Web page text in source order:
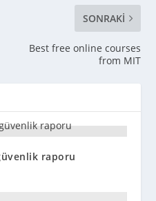
SONRAKI
Best free online courses
from MIT
raporu